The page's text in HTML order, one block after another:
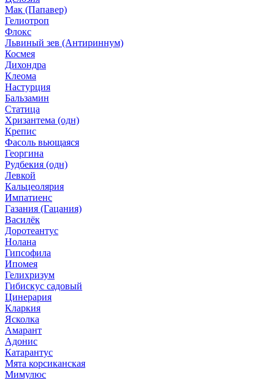
Мак (Папавер)
Гелиотроп
Флокс
Львиный зев (Антириннум)
Космея
Дихондра
Клеома
Настурция
Бальзамин
Статица
Хризантема (одн)
Крепис
Фасоль вьющаяся
Георгина
Рудбекия (одн)
Левкой
Кальцеолярия
Импатиенс
Газания (Гацания)
Василёк
Доротеантус
Нолана
Гипсофила
Ипомея
Гелихризум
Гибискус садовый
Цинерария
Кларкия
Ясколка
Амарант
Адонис
Катарантус
Мята корсиканская
Мимулюс